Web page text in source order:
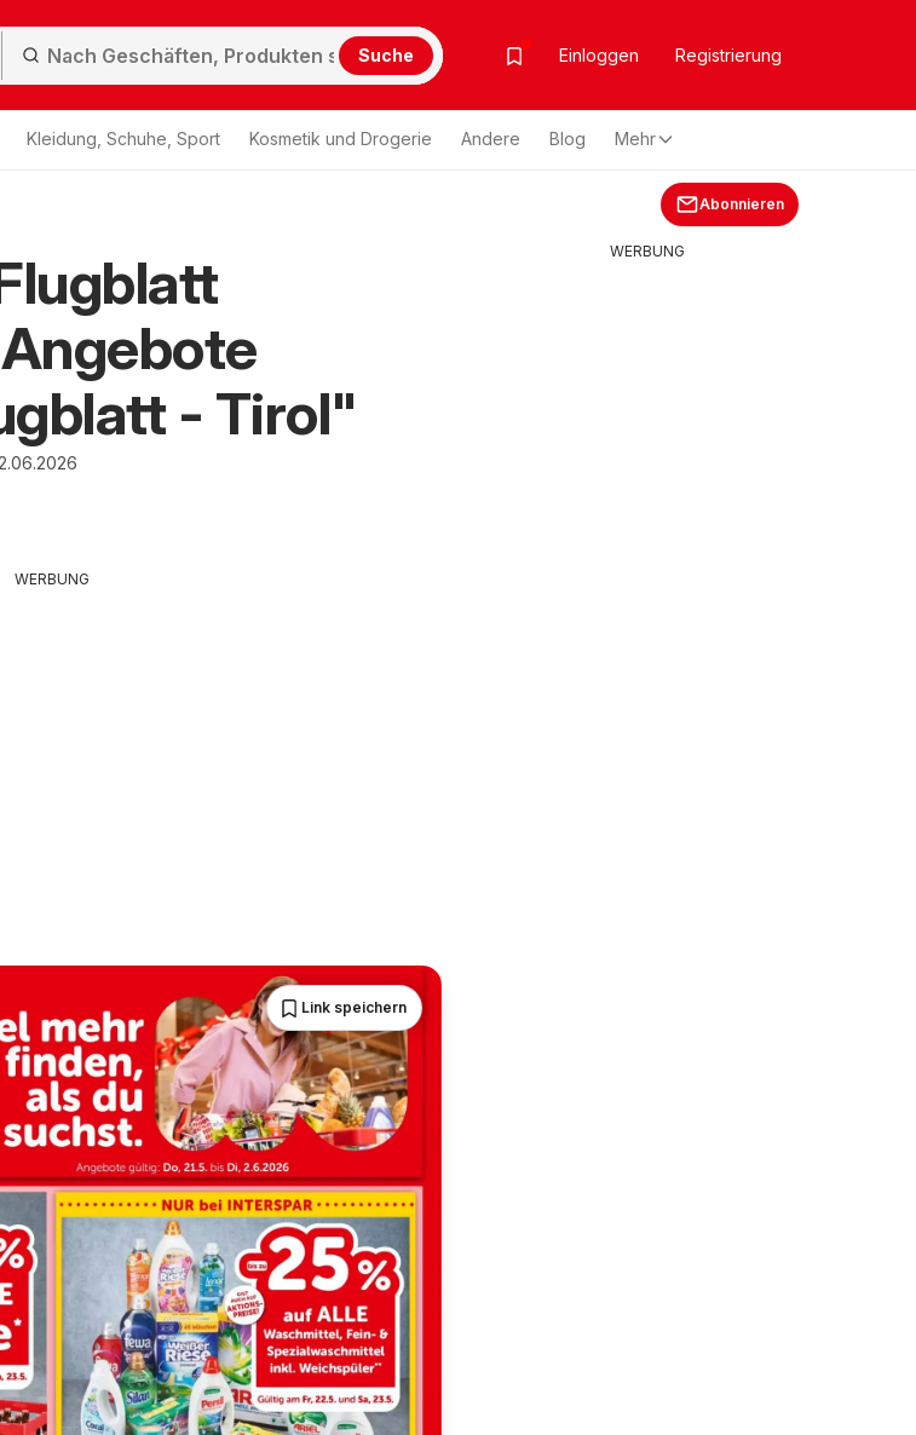
Suche Einloggen Registrierung
Kleidung, Schuhe, Sport Kosmetik und Drogerie Andere Blog Mehr
Abonnieren
- Tirol"
WERBUNG
Link speichern
WERBUNG